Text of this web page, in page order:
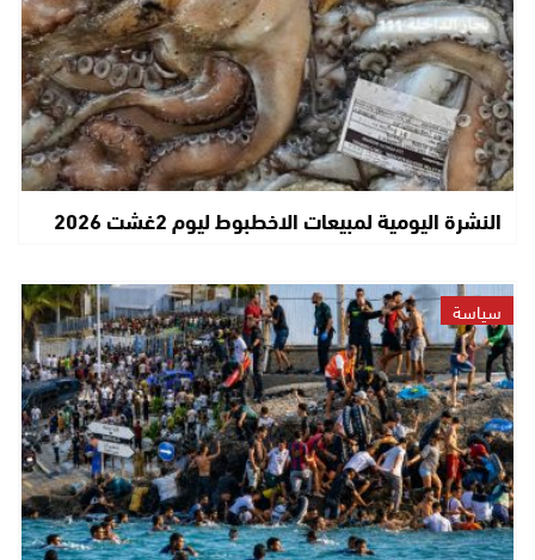
النشرة اليومية لمبيعات الاخطبوط ليوم 2غشت 2026
سياسة